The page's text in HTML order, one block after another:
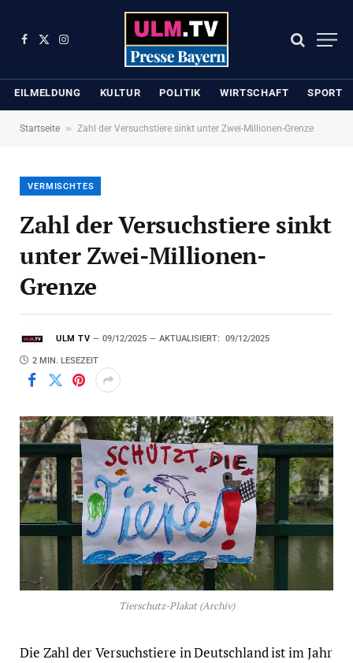
Facebook
X
Instagram
EILMELDUNG KULTUR POLITIK WIRTSCHAFT SPORT
Startseite » Zahl der Versuchstiere sinkt unter Zwei-Millionen-Grenze
VERMISCHTES
Zahl der Versuchstiere sinkt
unter Zwei-Millionen-
Grenze
ULM TV 09/12/2025 AKTUALISIERT: 09/12/2025
2 MIN. LESEZEIT
Tierschutz-Plakat (Archiv)
Die Zahl der Versuchstiere in Deutschland ist im Jahr